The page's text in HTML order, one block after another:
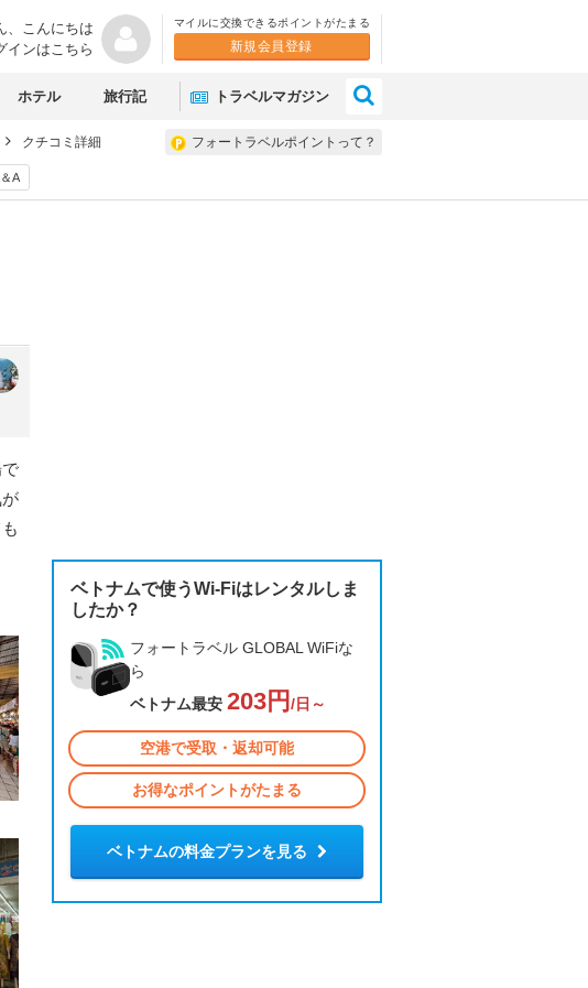
こんにちは
インはこちら
マイルに交換できるポイントがたまる
新規会員登録
ホテル 旅行記 トラベルマガジン
フォートラベルポイントって？
クチコミ詳細
A
ベトナムで使うWi-Fiはレンタルしま
したか？
フォートラベル GLOBAL WiFiな
ら
ベトナム最安 203円 /日～
空港で受取・返却可能
お得なポイントがたまる
ベトナムの料金プランを見る